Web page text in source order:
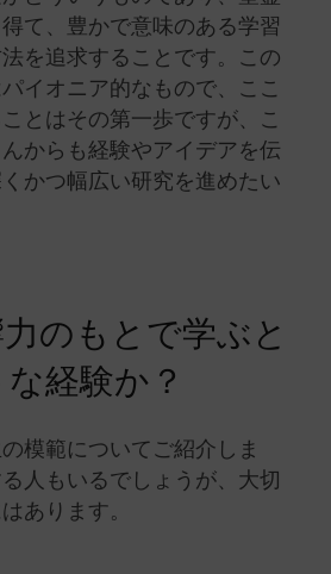
て、豊かで意味のある学習
を追求することです。この
イオニア的なもので、ここ
とはその第一歩ですが、こ
からも経験やアイデアを伝
かつ幅広い研究を進めたい
のもとで学ぶと
経験か？
模範についてご紹介しま
人もいるでしょうが、大切
あります。